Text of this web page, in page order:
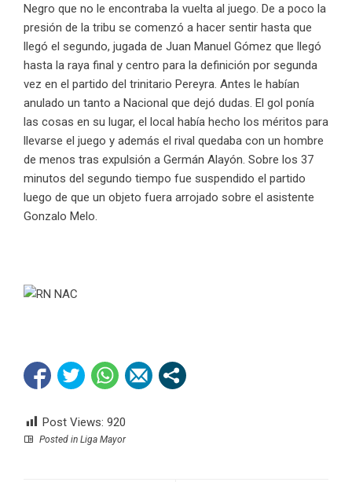
Negro que no le encontraba la vuelta al juego. De a poco la
presión de la tribu se comenzó a hacer sentir hasta que
llegó el segundo, jugada de Juan Manuel Gómez que llegó
hasta la raya final y centro para la definición por segunda
vez en el partido del trinitario Pereyra. Antes le habían
anulado un tanto a Nacional que dejó dudas. El gol ponía
las cosas en su lugar, el local había hecho los méritos para
llevarse el juego y además el rival quedaba con un hombre
de menos tras expulsión a Germán Alayón. Sobre los 37
minutos del segundo tiempo fue suspendido el partido
luego de que un objeto fuera arrojado sobre el asistente
Gonzalo Melo.
Post Views: 920
Posted in Liga Mayor